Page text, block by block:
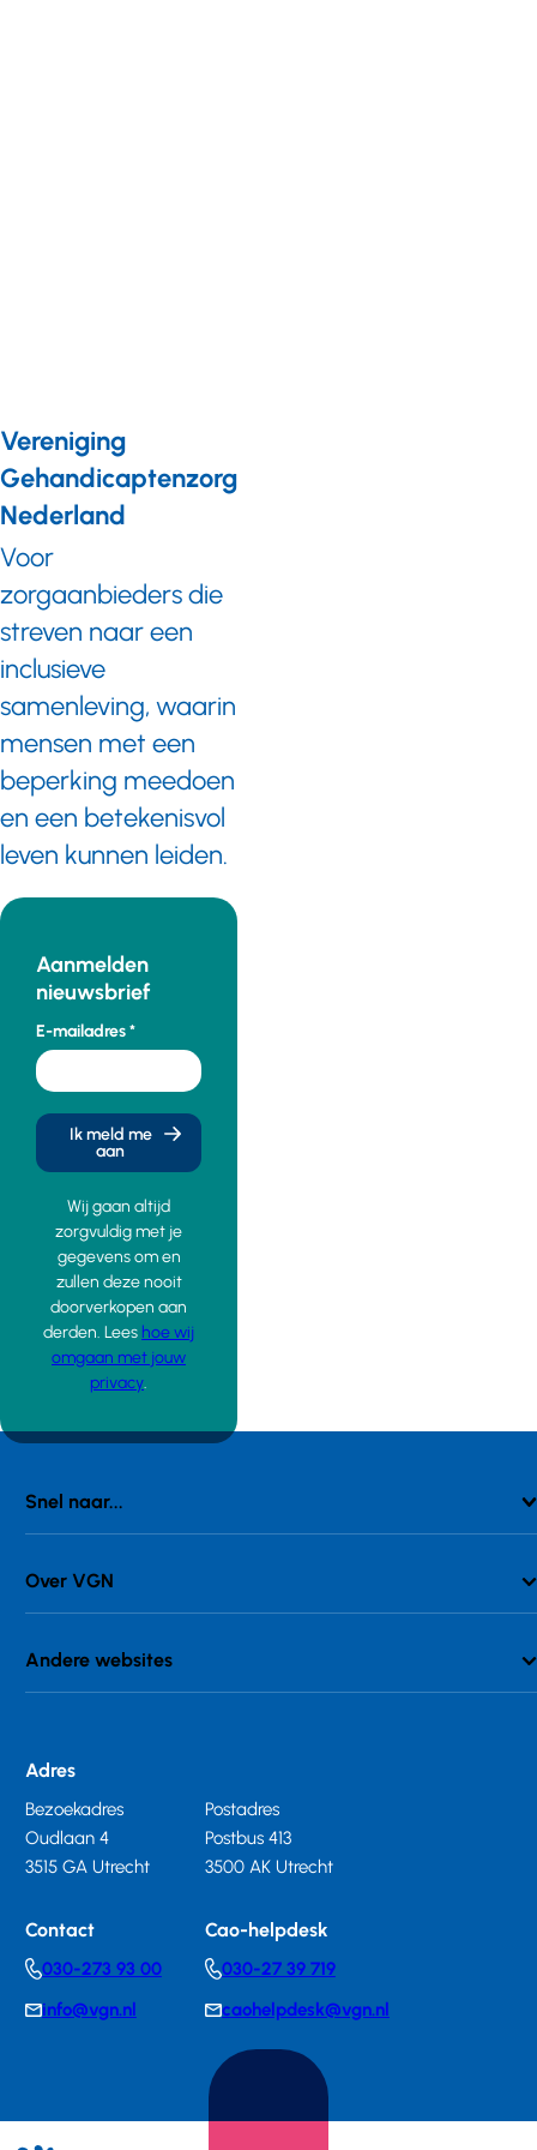
Vereniging
Gehandicaptenzorg
Nederland
Voor
zorgaanbieders die
streven naar een
inclusieve
samenleving, waarin
mensen met een
beperking meedoen
en een betekenisvol
leven kunnen leiden.
Aanmelden
nieuwsbrief
E-mailadres
Ik meld me
aan
Wij gaan altijd
zorgvuldig met je
gegevens om en
zullen deze nooit
doorverkopen aan
derden. Lees hoe wij
omgaan met jouw
privacy.
Snel naar...
Over VGN
Andere websites
Adres
Bezoekadres
Oudlaan 4
3515 GA Utrecht
Postadres
Postbus 413
3500 AK Utrecht
Contact
Telephonenumber
030-273 93 00
E-info@vgn.nl
Cao-helpdesk
Telephonenumber
030-27 39 719
E-
mail
caohelpdesk@vgn.nl